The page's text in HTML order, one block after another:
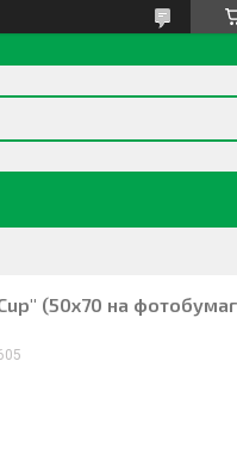
(50х70 на